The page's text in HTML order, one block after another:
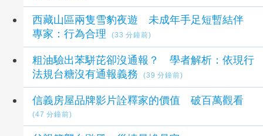
西藏山區兩隻雪豹夜遊 未成年手足短暫結伴
專家：行為合理
(33 分鐘前)
粗油驗出苯駢芘卻沒通報？ 學者解析：依現行
法規台糖沒有通報義務
(39 分鐘前)
信義房屋品牌影片詮釋家的價值 破百萬觀看
(47 分鐘前)